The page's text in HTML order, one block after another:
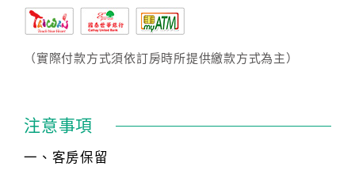
（實際付款方式須依訂房時所提供繳款方式為主）
注意事項
一、客房保留